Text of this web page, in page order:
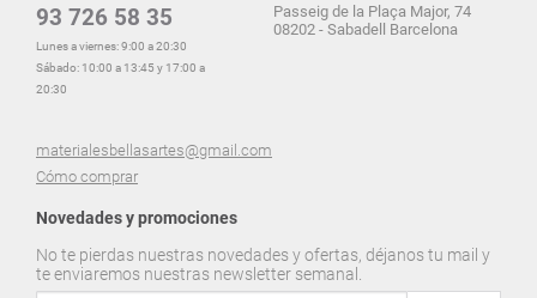
93 726 58 35
Lunes a viernes: 9:00 a 20:30
Sábado: 10:00 a 13:45 y 17:00 a
20:30
materialesbellasartes@gmail.com
Cómo comprar
Passeig de la Plaça Major, 74
08202 - Sabadell Barcelona
Novedades y promociones
No te pierdas nuestras novedades y ofertas, déjanos tu mail y
te enviaremos nuestras newsletter semanal.